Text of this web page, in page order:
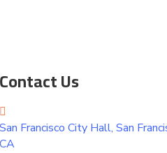
Contact Us
San Francisco City Hall, San
CA